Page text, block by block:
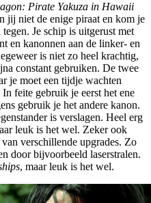
Pirate Yakuza in Hawaii
jij niet de enige piraat en kom je
Je schip is uitgerust met
en kanonnen aan de linker- en
is niet zo heel krachtig,
constant gebruiken. De twee
je moet een tijdje wachten
feite gebruik je eerst het ene
gebruik je het andere kanon.
is verslagen. Heel erg
leuk is het wel. Zeker ook
verschillende upgrades. Zo
door bijvoorbeeld laserstralen.
, maar leuk is het wel.